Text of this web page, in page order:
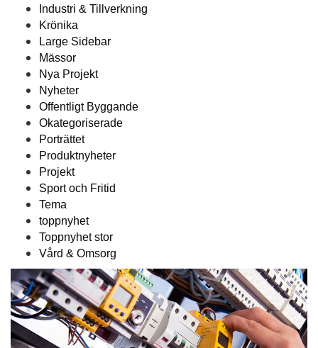
Industri & Tillverkning
Krönika
Large Sidebar
Mässor
Nya Projekt
Nyheter
Offentligt Byggande
Okategoriserade
Porträttet
Produktnyheter
Projekt
Sport och Fritid
Tema
toppnyhet
Toppnyhet stor
Vård & Omsorg